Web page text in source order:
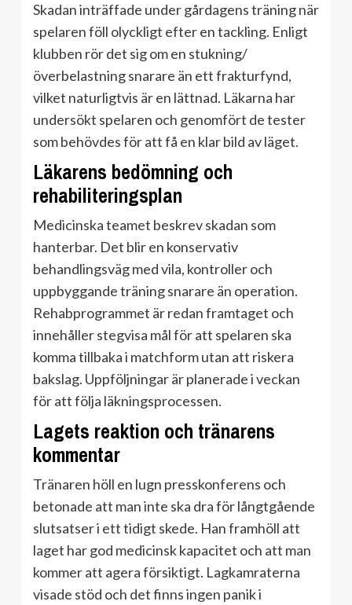
Skadan inträffade under gårdagens träning när
spelaren föll olyckligt efter en tackling. Enligt
klubben rör det sig om en stukning/
överbelastning snarare än ett frakturfynd,
vilket naturligtvis är en lättnad. Läkarna har
undersökt spelaren och genomfört de tester
som behövdes för att få en klar bild av läget.
Läkarens bedömning och
rehabiliteringsplan
Medicinska teamet beskrev skadan som
hanterbar. Det blir en konservativ
behandlingsväg med vila, kontroller och
uppbyggande träning snarare än operation.
Rehabprogrammet är redan framtaget och
innehåller stegvisa mål för att spelaren ska
komma tillbaka i matchform utan att riskera
bakslag. Uppföljningar är planerade i veckan
för att följa läkningsprocessen.
Lagets reaktion och tränarens
kommentar
Tränaren höll en lugn presskonferens och
betonade att man inte ska dra för långtgående
slutsatser i ett tidigt skede. Han framhöll att
laget har god medicinsk kapacitet och att man
kommer att agera försiktigt. Lagkamraterna
visade stöd och det finns ingen panik i